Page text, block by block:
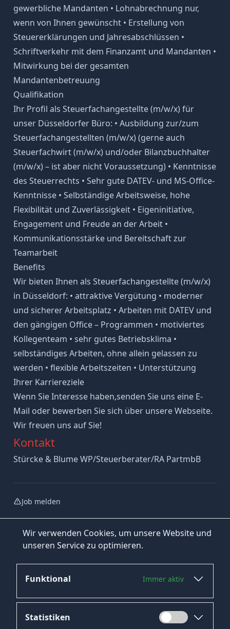
Wir verwenden Cookies, um unsere Website und
unseren Service zu optimieren.
Funktional Immer aktiv
Statistiken
gewerbliche Mandanten • Lohnabrechnung nur,
wenn von Ihnen gewünscht • Erstellung von
Steuererklärungen und Jahresabschlüssen •
Schriftverkehr mit dem Finanzamt und Mandanten •
Mitwirkung bei der gesamten
Mandantenbetreuung
Qualifikation
Ihr Profil als Steuerfachangestellte (m/w/x) für
unser Düsseldorfer Büro: • Ausbildung zur/zum
Steuerfachangestellten (m/w/x) (gerne auch
Steuerfachwirt (m/w/x) und/oder Bilanzbuchhalter
(m/w/x) – ist aber nicht Voraussetzung) • Kenntnisse
des Steuerrechts • Sehr gute DATEV- und MS-Office-
Kenntnisse • Selbständige Arbeitsweise, hohe
Flexibilität und Zuverlässigkeit • Eigeninitiative,
Engagement und Freude an der Arbeit •
Kommunikationsstärke und Bereitschaft zur
Teamarbeit
Benefits
Wir bieten Ihnen als Steuerfachangestellte (m/w/x)
in Düsseldorf: • attraktive Vergütung • moderner
und sicherer Arbeitsplatz • Arbeiten mit DATEV und
den gängigen Office – Programmen • motiviertes
Kollegenteam • sehr gutes Betriebsklima •
selbständiges Arbeiten, ohne allein gelassen zu
werden • flexible Arbeitszeiten • Unterstützung
Ihrer Karriereziele
Wenn Sie Interesse haben,senden Sie uns eine E-
Mail oder bewerben Sie sich über unsere Webseite.
Wir freuen uns auf Sie!
Kontakt
Stürcke & Blume WP/Steuerberater/RA PartmbB
Job melden
Jetzt bewerben